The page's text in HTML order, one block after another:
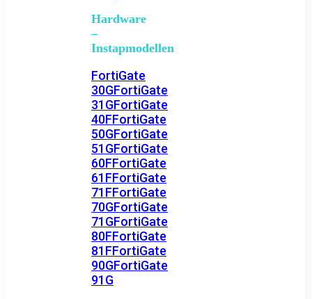
Hardware
–
Instapmodellen
FortiGate
30GFortiGate
31GFortiGate
40FFortiGate
50GFortiGate
51GFortiGate
60FFortiGate
61FFortiGate
71FFortiGate
70GFortiGate
71GFortiGate
80FFortiGate
81FFortiGate
90GFortiGate
91G